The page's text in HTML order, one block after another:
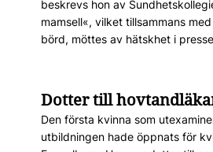
beskrevs hon av
mamsell«, vilket tillsammans
börd, möttes av hätskhet i
Dotter till
Den första kvinna som
utbildningen hade öppnats för